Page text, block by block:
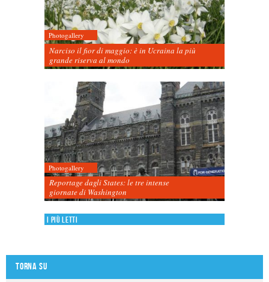
Photogallery
Narciso il fior di maggio: è in Ucraina la più
grande riserva al mondo
Photogallery
Reportage dagli States: le tre intense
giornate di Washington
I più letti
Torna su